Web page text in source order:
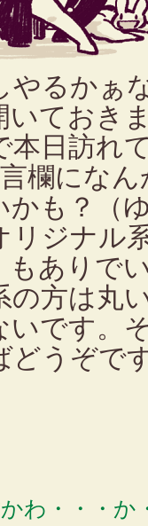
やるかぁ
いておき
本日訪れ
欄にな
かも？（
リジナル
もありで
の方は丸
いです。
どうぞで
わ・・・か